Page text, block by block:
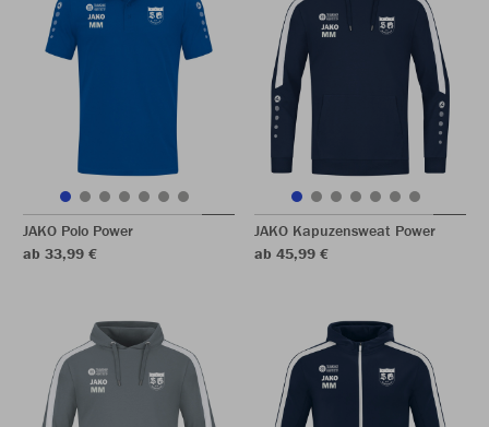
JAKO Polo Power
ab 33,99 €
JAKO Kapuzensweat Power
ab 45,99 €